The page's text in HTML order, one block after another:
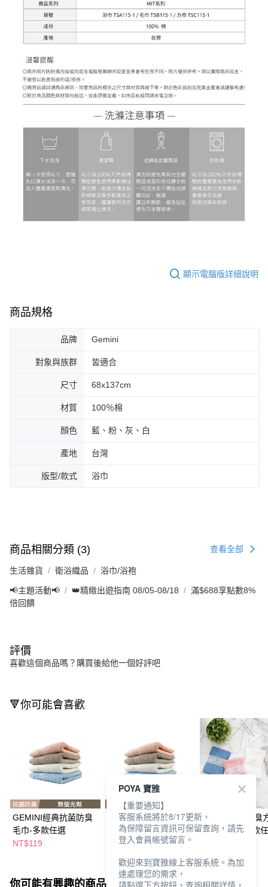
顯示電腦版詳細說明
商品規格
品牌 Gemini
對象與族群 皆適合
尺寸 68x137cm
材質 100％棉
顏色 藍、粉、灰、白
產地 台灣
版型/款式 浴巾
商品相關分類 (3) 查看全部
生活雜貨 衛浴織品 浴巾/浴袍
📢主題活動📢 👑精緻出遊指南 08/05-08/18
滿$688享點數8%
倍回饋
評價
喜歡這個商品嗎？購買後給他一個好評吧
🔻你可能會喜歡
GEMINI經典抗菌防臭
毛巾-多款任選
NT$119
GEMINI經典抗菌防臭
方巾-多款任選
NT$59
Gemini抑菌消臭
(33*35cm)- 4款
你可能有興趣的商品 全站排行
POYA 寶雅
【重要通知】
客服系統將於8/17更新，
為保障留言資訊可保留查詢，請先
登入會員帳號留言。
歡迎來到寶雅線上客服系統。為加
速處理您的需求，
請點選下方按鈕，查詢相關詳情，